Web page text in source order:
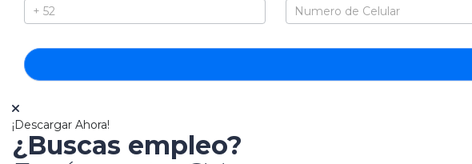
¡Descargar Ahora!
¿Buscas empleo?